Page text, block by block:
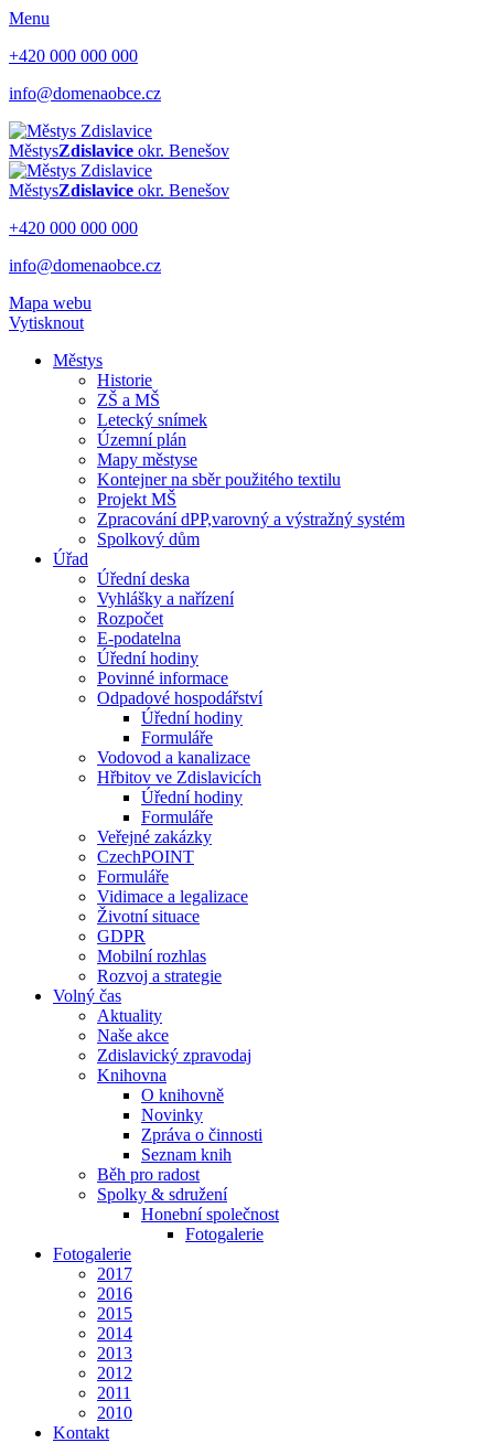
Menu
+420 000 000 000
info@domenaobce.cz
MěstysZdislavice okr. Benešov
MěstysZdislavice okr. Benešov
+420 000 000 000
info@domenaobce.cz
Mapa webu
Vytisknout
Městys
Historie
ZŠ a MŠ
Letecký snímek
Územní plán
Mapy městyse
Kontejner na sběr použitého textilu
Projekt MŠ
Zpracování dPP,varovný a výstražný systém
Spolkový dům
Úřad
Úřední deska
Vyhlášky a nařízení
Rozpočet
E-podatelna
Úřední hodiny
Povinné informace
Odpadové hospodářství
Úřední hodiny
Formuláře
Vodovod a kanalizace
Hřbitov ve Zdislavicích
Úřední hodiny
Formuláře
Veřejné zakázky
CzechPOINT
Formuláře
Vidimace a legalizace
Životní situace
GDPR
Mobilní rozhlas
Rozvoj a strategie
Volný čas
Aktuality
Naše akce
Zdislavický zpravodaj
Knihovna
O knihovně
Novinky
Zpráva o činnosti
Seznam knih
Běh pro radost
Spolky & sdružení
Honební společnost
Fotogalerie
Fotogalerie
2017
2016
2015
2014
2013
2012
2011
2010
Kontakt